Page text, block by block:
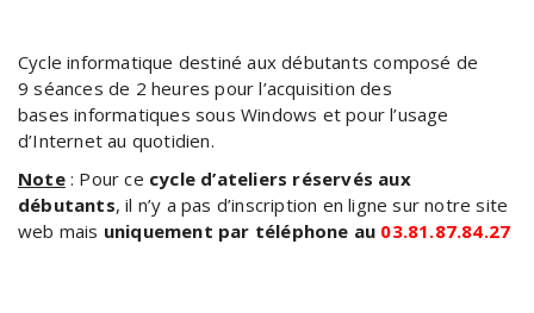
Cycle informatique destiné aux débutants composé de
9 séances de 2 heures pour l’acquisition des
bases informatiques sous Windows et pour l’usage
d’Internet au quotidien.
Note: Pour ce cycle d’ateliers réservés aux
débutants, il n’y a pas d’inscription en ligne sur notre site
web mais uniquement par téléphone au 03.81.87.84.27